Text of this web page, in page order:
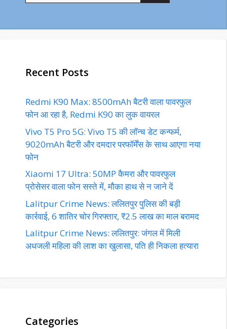
Recent Posts
Redmi K90 Max: 8500mAh बैटरी वाला पावरफुल
फोन आ रहा है, Redmi K90 का लुक वायरल
Vivo T5 Pro 5G: Vivo T5 की लॉन्च डेट कन्फर्म,
9020mAh बैटरी और दमदार परफॉर्मेंस के साथ आएगा नया
फोन
Xiaomi 17 Ultra: 50MP कैमरा और पावरफुल
प्रोसेसर वाला फोन सस्ते में, मौका हाथ से न जाने दें
Lalitpur Crime News: ललितपुर पुलिस की बड़ी
कार्रवाई, 6 शातिर चोर गिरफ्तार, ₹2.5 लाख का माल बरामद
Lalitpur Crime News: ललितपुर: जंगल में मिली
अधजली महिला की लाश का खुलासा, पति ही निकला हत्यारा
Categories